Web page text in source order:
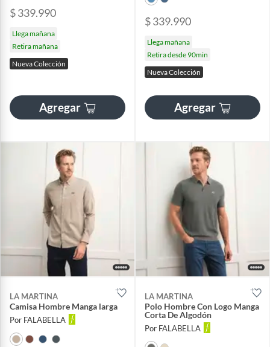
$ 339.990
Llega mañana
Retira mañana
Nueva Colección
Agregar
$ 339.990
Llega mañana
Retira desde 90min
Nueva Colección
Agregar
LA MARTINA
Camisa Hombre Manga larga
Por FALABELLA
LA MARTINA
Polo Hombre Con Logo Manga
Corta De Algodón
Por FALABELLA